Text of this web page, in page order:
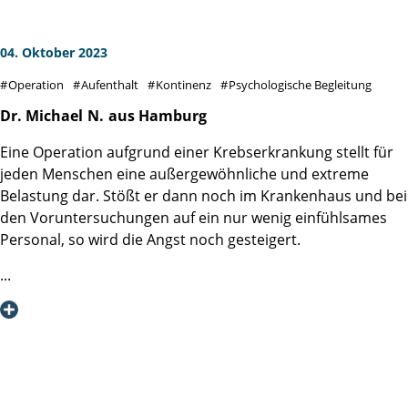
04. Oktober 2023
Operation Aufenthalt Kontinenz Psychologische Begleitung
Dr. Michael N. aus Hamburg
Eine Operation aufgrund einer Krebserkrankung stellt für
jeden Menschen eine außergewöhnliche und extreme
Belastung dar. Stößt er dann noch im Krankenhaus und bei
den Voruntersuchungen auf ein nur wenig einfühlsames
Personal, so wird die Angst noch gesteigert.
Genau gegenteilige Erfahrungen habe ich bei meiner
Aufnahme in der Martini Klinik in Eppendorf gemacht !!!!!